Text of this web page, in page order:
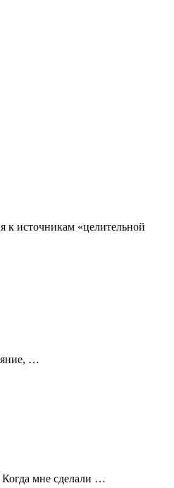
к источникам «целительной
…
Когда мне сделали …